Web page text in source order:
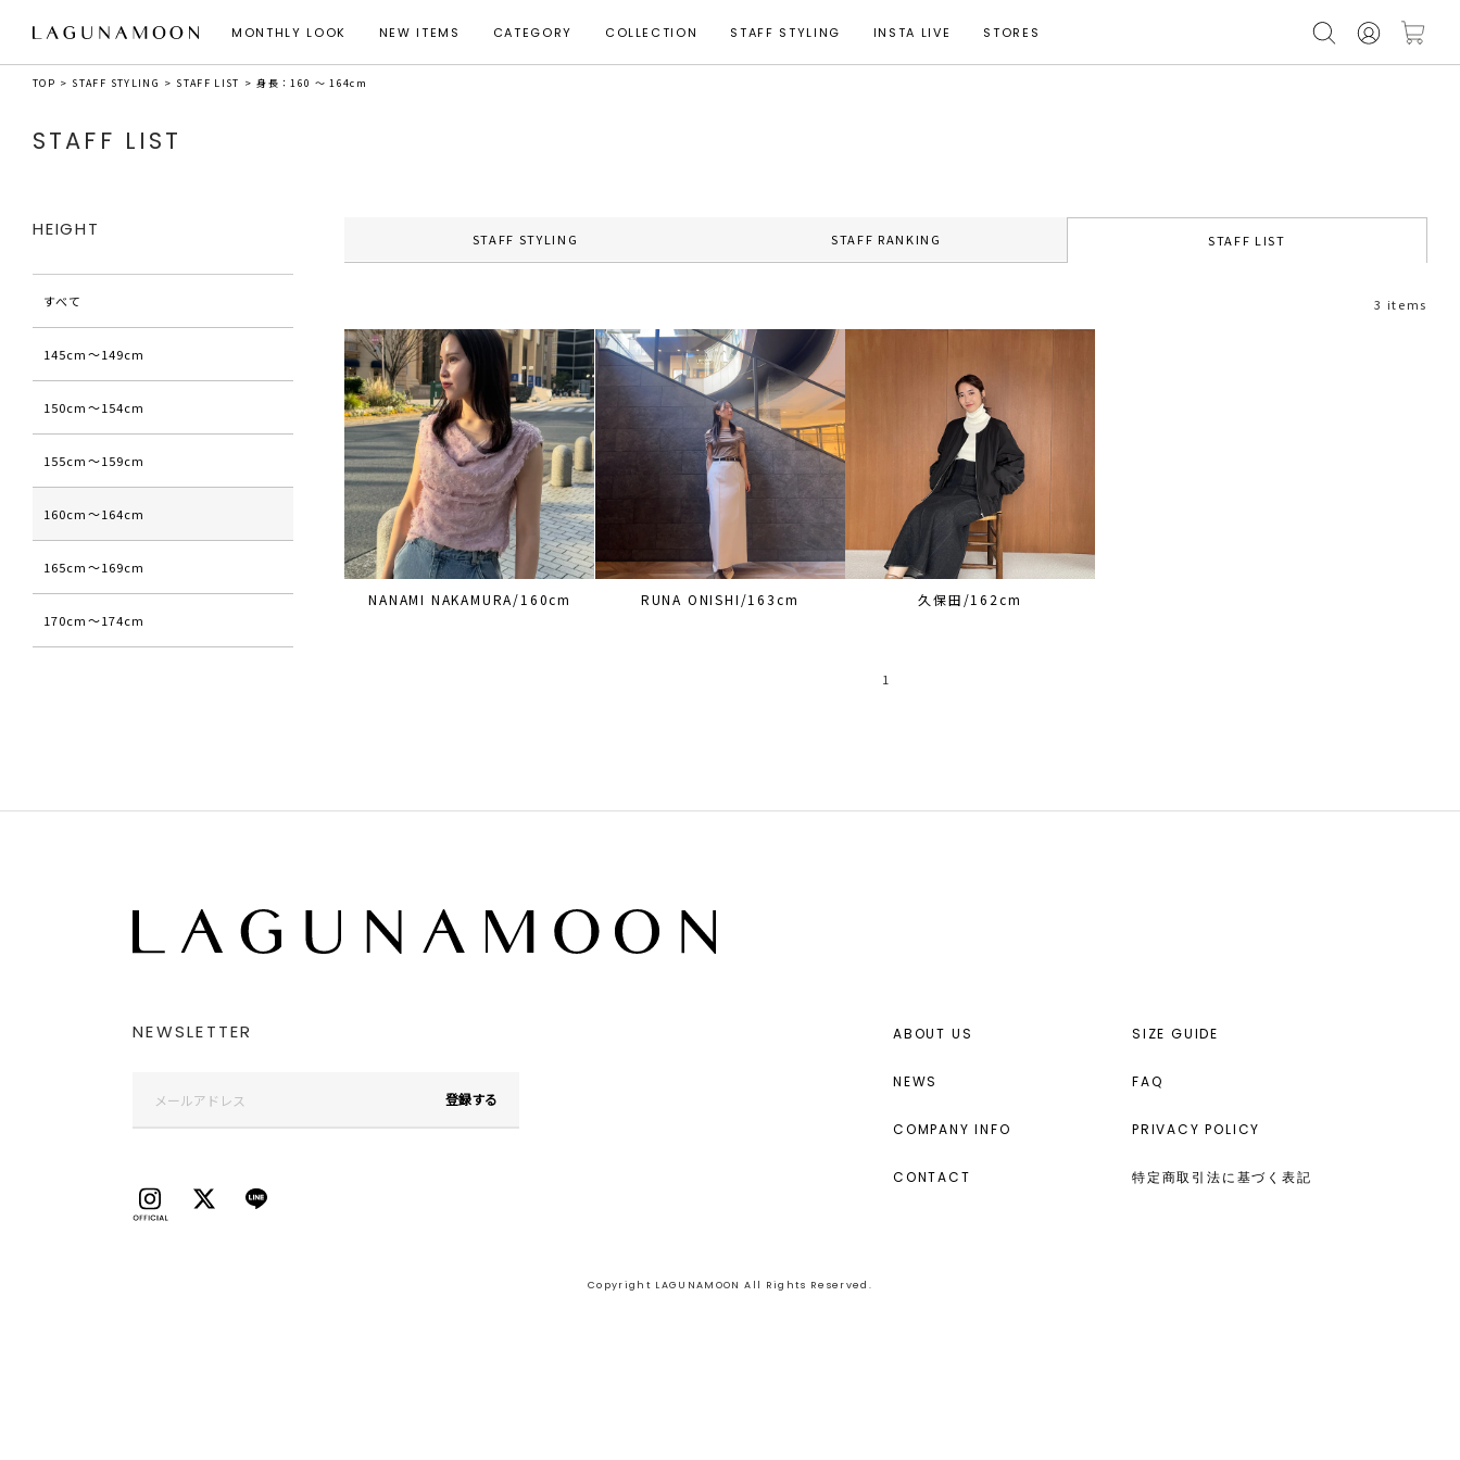
MONTHLY LOOK NEW ITEMS CATEGORY COLLECTION STAFF STYLING INSTA LIVE STORES
TOP STAFF STYLING STAFF LIST 身長：160 ～ 164cm
STAFF LIST
STAFF STYLING STAFF RANKING STAFF LIST
3 items
NANAMI NAKAMURA/160cm RUNA ONISHI/163cm 久保田/162cm
1
HEIGHT
すべて
145cm〜149cm
150cm〜154cm
155cm〜159cm
160cm〜164cm
165cm〜169cm
170cm〜174cm
NEWSLETTER
登録する
ABOUT US
NEWS
COMPANY INFO
CONTACT
SIZE GUIDE
FAQ
PRIVACY POLICY
特定商取引法に基づく表記
Copyright LAGUNAMOON All Rights Reserved.